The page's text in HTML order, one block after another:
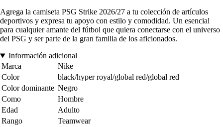
Agrega la camiseta PSG Strike 2026/27 a tu colección de artículos
deportivos y expresa tu apoyo con estilo y comodidad. Un esencial
para cualquier amante del fútbol que quiera conectarse con el universo
del PSG y ser parte de la gran familia de los aficionados.
Información adicional
Marca
Nike
Color
black/hyper royal/global red/global red
Color dominante Negro
Como
Hombre
Edad
Adulto
Rango
Teamwear